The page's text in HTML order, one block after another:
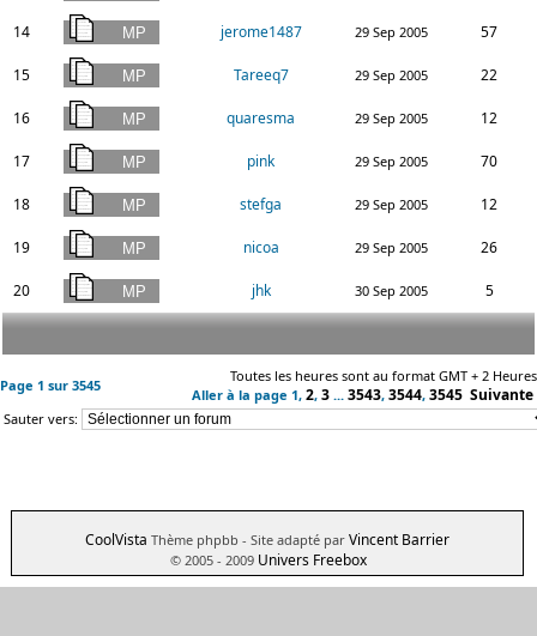
14 jerome1487 29 Sep 2005 57
15 Tareeq7 29 Sep 2005 22
16 quaresma 29 Sep 2005 12
17 pink 29 Sep 2005 70
18 stefga 29 Sep 2005 12
19 nicoa 29 Sep 2005 26
20 jhk 30 Sep 2005 5
Page 1 sur 3545
Toutes les heures sont au format GMT + 2 Heures
Aller à la page 1, 2, 3 ... 3543, 3544, 3545 Suivante
Sauter vers:
CoolVista Thème phpbb - Site adapté par Vincent Barrier
© 2005 - 2009 Univers Freebox